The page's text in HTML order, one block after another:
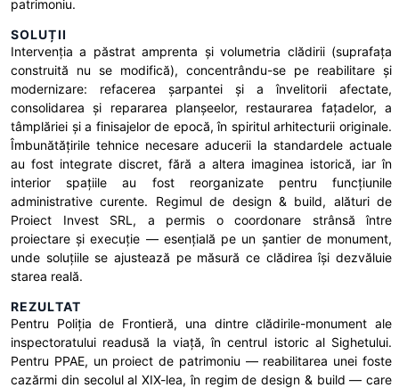
patrimoniu.
SOLUȚII
Intervenția a păstrat amprenta și volumetria clădirii (suprafața
construită nu se modifică), concentrându-se pe reabilitare și
modernizare: refacerea șarpantei și a învelitorii afectate,
consolidarea și repararea planșeelor, restaurarea fațadelor, a
tâmplăriei și a finisajelor de epocă, în spiritul arhitecturii originale.
Îmbunătățirile tehnice necesare aducerii la standardele actuale
au fost integrate discret, fără a altera imaginea istorică, iar în
interior spațiile au fost reorganizate pentru funcțiunile
administrative curente. Regimul de design & build, alături de
Proiect Invest SRL, a permis o coordonare strânsă între
proiectare și execuție — esențială pe un șantier de monument,
unde soluțiile se ajustează pe măsură ce clădirea își dezvăluie
starea reală.
REZULTAT
Pentru Poliția de Frontieră, una dintre clădirile-monument ale
inspectoratului readusă la viață, în centrul istoric al Sighetului.
Pentru PPAE, un proiect de patrimoniu — reabilitarea unei foste
cazărmi din secolul al XIX-lea, în regim de design & build — care